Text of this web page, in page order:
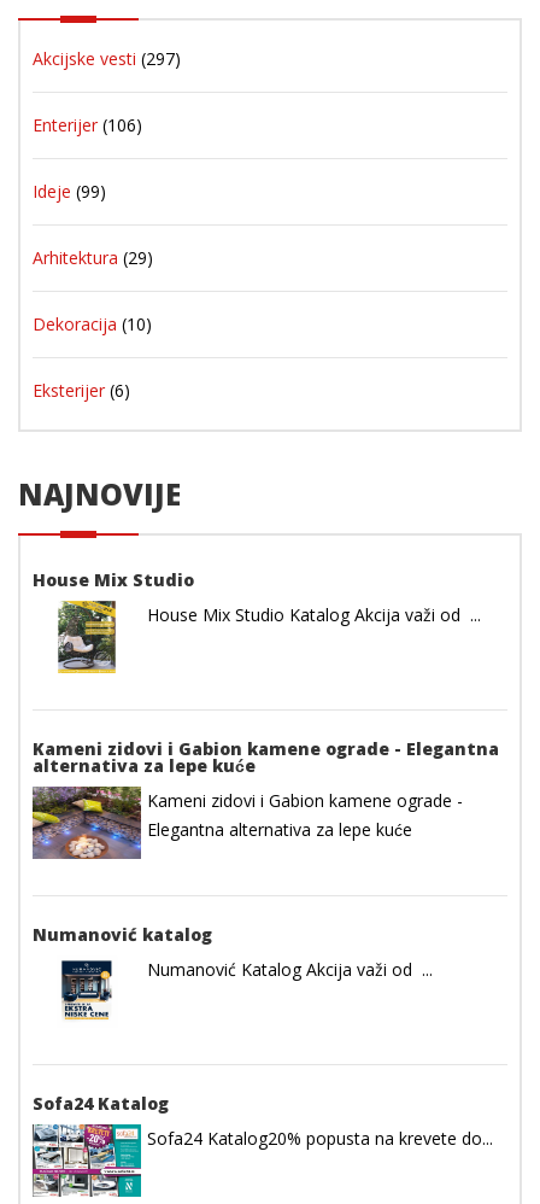
Akcijske vesti (297)
Enterijer (106)
Ideje (99)
Arhitektura (29)
Dekoracija (10)
Eksterijer (6)
NAJNOVIJE
House Mix Studio
House Mix Studio Katalog Akcija važi od ...
Kameni zidovi i Gabion kamene ograde - Elegantna
alternativa za lepe kuće
Kameni zidovi i Gabion kamene ograde -
Elegantna alternativa za lepe kuće
Numanović katalog
Numanović Katalog Akcija važi od ...
Sofa24 Katalog
Sofa24 Katalog20% popusta na krevete do...